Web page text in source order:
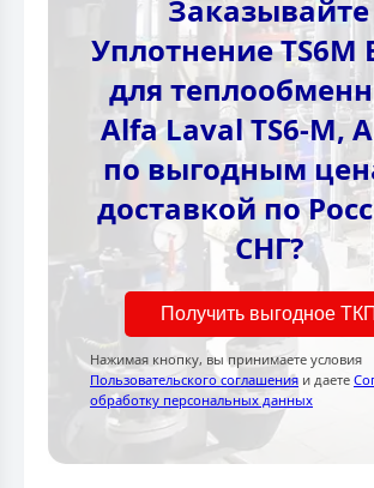
Заказывайте
Уплотнение TS6M
для
Alfa Laval TS6-M,
по выгодным
доставкой по
СНГ?
Получить выгодное ТКП
Нажимая кнопку, вы принимаете условия
Пользовательского соглашения и даете
обработку персональных данных